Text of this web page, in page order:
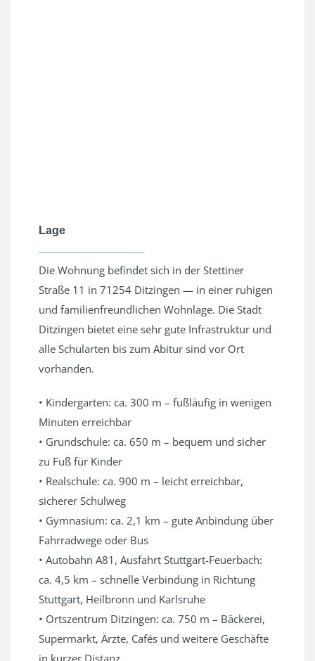
Lage
Die Wohnung befindet sich in der Stettiner
Straße 11 in 71254 Ditzingen — in einer ruhigen
und familienfreundlichen Wohnlage. Die Stadt
Ditzingen bietet eine sehr gute Infrastruktur und
alle Schularten bis zum Abitur sind vor Ort
vorhanden.
• Kindergarten: ca. 300 m – fußläufig in wenigen
Minuten erreichbar
• Grundschule: ca. 650 m – bequem und sicher
zu Fuß für Kinder
• Realschule: ca. 900 m – leicht erreichbar,
sicherer Schulweg
• Gymnasium: ca. 2,1 km – gute Anbindung über
Fahrradwege oder Bus
• Autobahn A81, Ausfahrt Stuttgart-Feuerbach:
ca. 4,5 km – schnelle Verbindung in Richtung
Stuttgart, Heilbronn und Karlsruhe
• Ortszentrum Ditzingen: ca. 750 m – Bäckerei,
Supermarkt, Ärzte, Cafés und weitere Geschäfte
in kurzer Distanz